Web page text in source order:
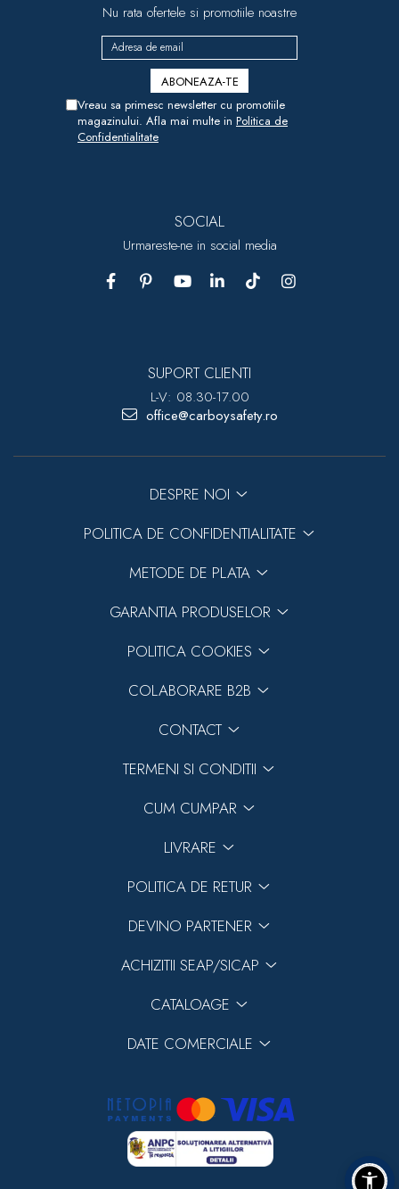
Nu rata ofertele si promotiile noastre
Vreau sa primesc newsletter cu promotiile
magazinului. Afla mai multe in Politica de
Confidentialitate
SOCIAL
Urmareste-ne in social media
SUPORT CLIENTI
L-V: 08.30-17.00
office@carboysafety.ro
DESPRE NOI
POLITICA DE CONFIDENTIALITATE
METODE DE PLATA
GARANTIA PRODUSELOR
POLITICA COOKIES
COLABORARE B2B
CONTACT
TERMENI SI CONDITII
CUM CUMPAR
LIVRARE
POLITICA DE RETUR
DEVINO PARTENER
ACHIZITII SEAP/SICAP
CATALOAGE
DATE COMERCIALE